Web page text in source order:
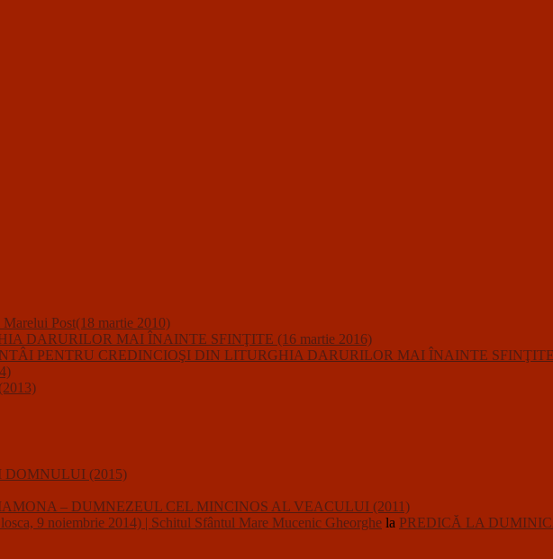
Post(18 martie 2010)
DARURILOR MAI ÎNAINTE SFINŢITE (16 martie 2016)
PENTRU CREDINCIOŞI DIN LITURGHIA DARURILOR MAI ÎNAINTE SFINŢITE
(2015)
– DUMNEZEUL CEL MINCINOS AL VEACULUI (2011)
9 noiembrie 2014) | Schitul Sfântul Mare Mucenic Gheorghe la PREDICĂ LA